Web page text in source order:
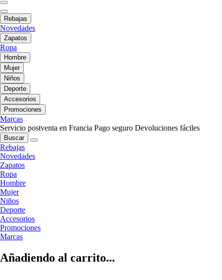
Rebajas
Novedades
Zapatos
Ropa
Hombre
Mujer
Niños
Deporte
Accesorios
Promociones
Marcas
Servicio postventa en Francia Pago seguro Devoluciones fáciles
Buscar
Rebajas
Novedades
Zapatos
Ropa
Hombre
Mujer
Niños
Deporte
Accesorios
Promociones
Marcas
Añadiendo al carrito...